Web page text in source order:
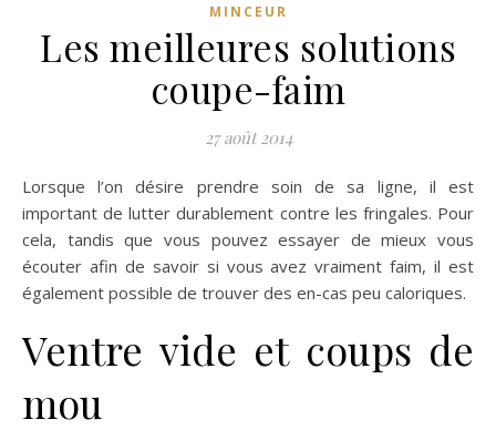
MINCEUR
Les meilleures solutions
coupe-faim
27 août 2014
Lorsque l’on désire prendre soin de sa ligne, il est
important de lutter durablement contre les fringales. Pour
cela, tandis que vous pouvez essayer de mieux vous
écouter afin de savoir si vous avez vraiment faim, il est
également possible de trouver des en-cas peu caloriques.
Ventre vide et coups de
mou